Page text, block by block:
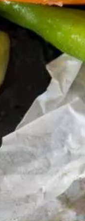
vous
nous utilisons
aux besoins des